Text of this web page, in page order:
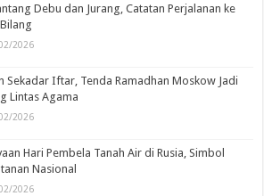
Debu dan Jurang, Catatan Perjalanan ke
2026
Sekadar Iftar, Tenda Ramadhan Moskow Jadi
Lintas Agama
2026
Hari Pembela Tanah Air di Rusia, Simbol
Nasional
2026